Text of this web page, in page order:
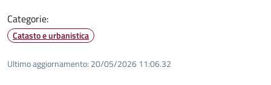
Categorie:
Catasto e urbanistica
Ultimo aggiornamento: 20/05/2026 11:06.32